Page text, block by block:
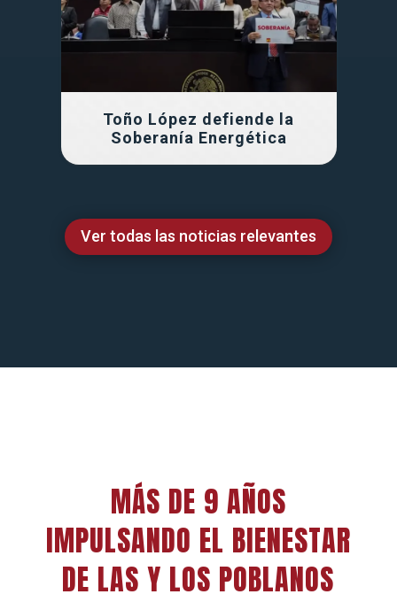
Toño López defiende la
Soberanía Energética
Ver todas las noticias relevantes
MÁS DE 9 AÑOS
IMPULSANDO EL BIENESTAR
DE LAS Y LOS POBLANOS